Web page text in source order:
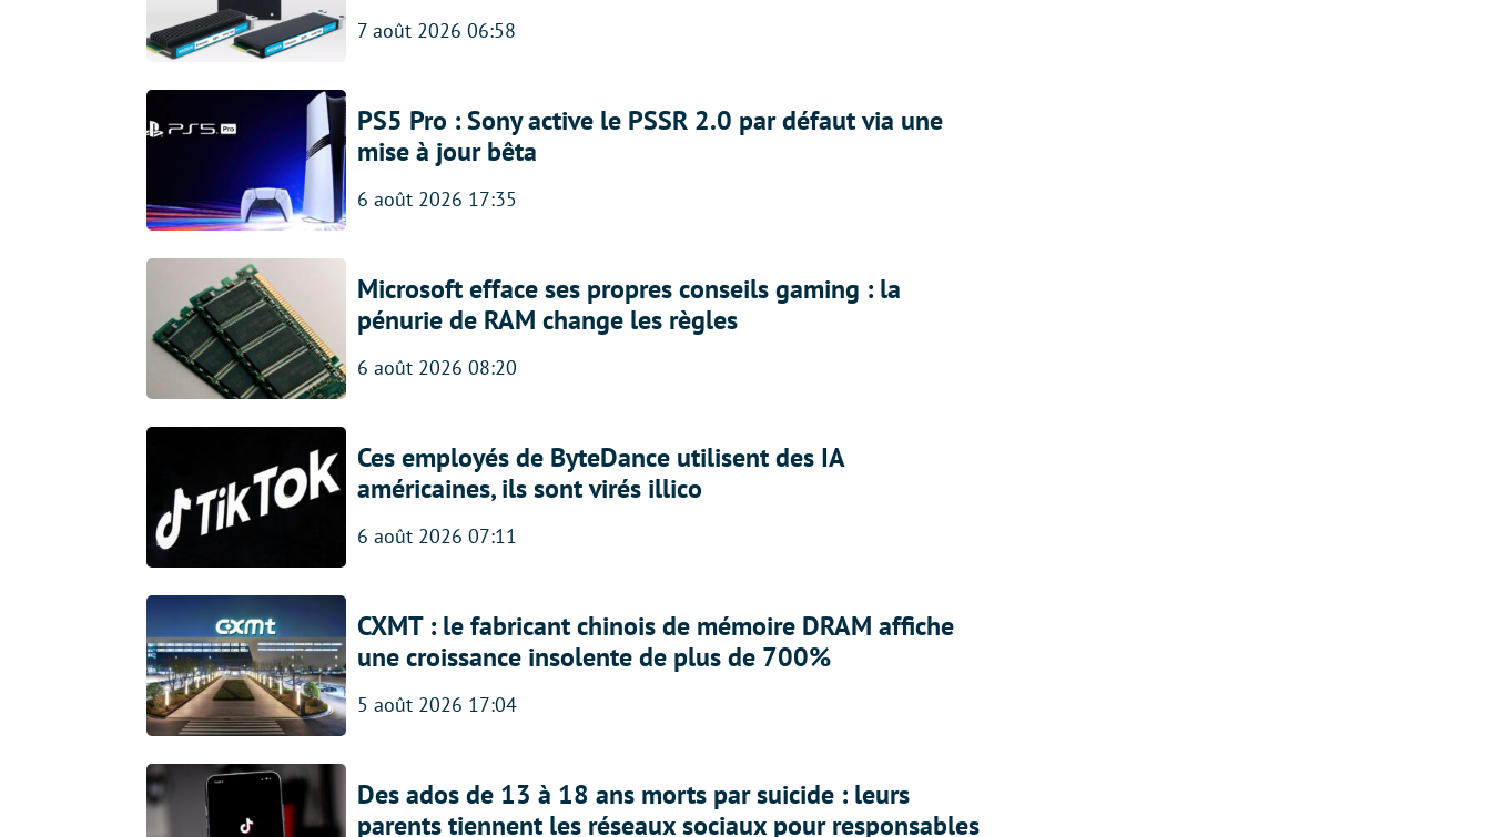
7 août 2026 06:58
PS5 Pro : Sony active le PSSR 2.0 par défaut via une
mise à jour bêta
6 août 2026 17:35
Microsoft efface ses propres conseils gaming : la
pénurie de RAM change les règles
6 août 2026 08:20
Ces employés de ByteDance utilisent des IA
américaines, ils sont virés illico
6 août 2026 07:11
CXMT : le fabricant chinois de mémoire DRAM affiche
une croissance insolente de plus de 700%
5 août 2026 17:04
Des ados de 13 à 18 ans morts par suicide : leurs
parents tiennent les réseaux sociaux pour responsables